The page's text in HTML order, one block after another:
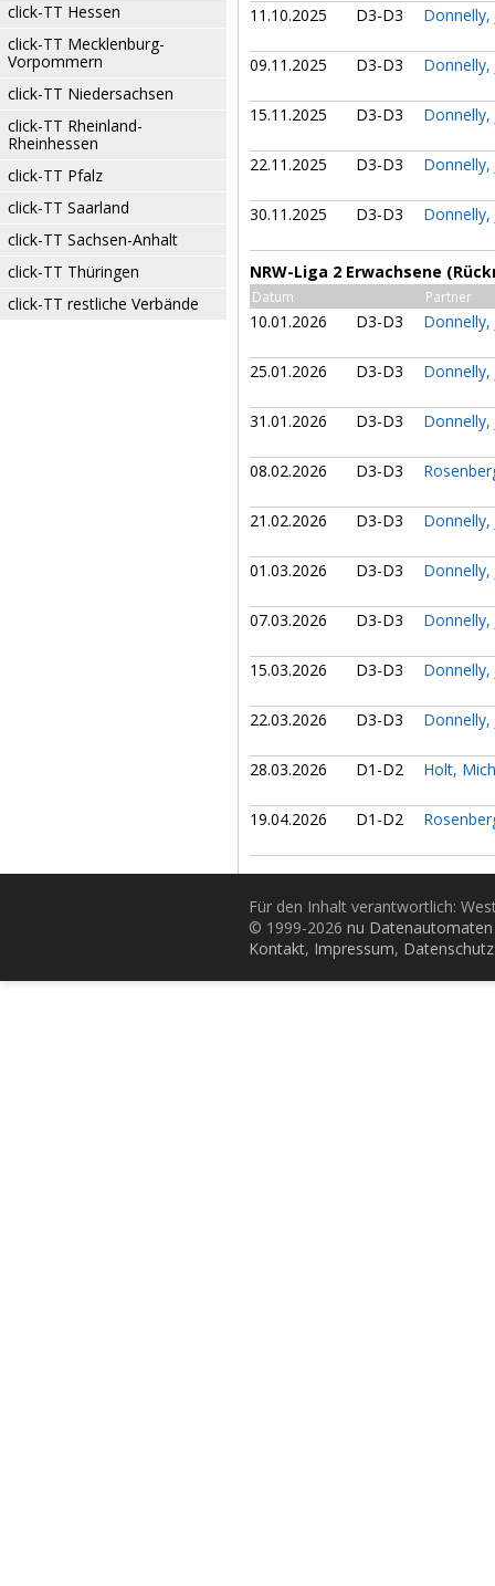
click-TT Hessen
click-TT Mecklenburg-
Vorpommern
click-TT Niedersachsen
click-TT Rheinland-
Rheinhessen
click-TT Pfalz
click-TT Saarland
click-TT Sachsen-Anhalt
click-TT Thüringen
click-TT restliche Verbände
11.10.2025 D3-D3
09.11.2025 D3-D3
15.11.2025 D3-D3
22.11.2025 D3-D3
30.11.2025 D3-D3
NRW-Liga 2 Erwachsene
Datum Partner
10.01.2026 D3-D3
25.01.2026 D3-D3
31.01.2026 D3-D3
08.02.2026 D3-D3
21.02.2026 D3-D3
01.03.2026 D3-D3
07.03.2026 D3-D3
15.03.2026 D3-D3
22.03.2026 D3-D3
28.03.2026 D1-D2 Holt,
19.04.2026 D1-D2
Für den Inhalt verantwortlich:
© 1999-2026 nu
Kontakt, Impressum, Datenschutz